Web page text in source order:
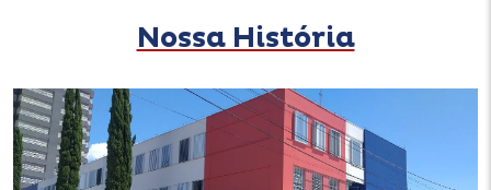
Nossa História